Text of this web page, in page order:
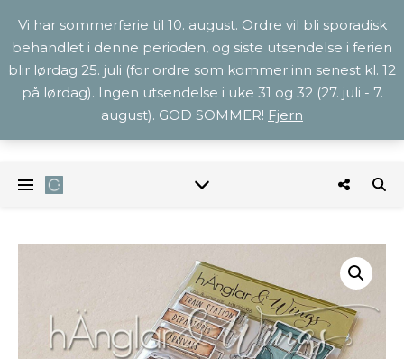
Vi har sommerferie til 10. august. Ordre vil bli sporadisk
behandlet i denne perioden, og siste utsendelse i ferien
blir lørdag 25. juli (for ordre som kommer inn senest kl. 12
på lørdag). Ingen utsendelse i uke 31 og 32 (27. juli - 7.
august). GOD SOMMER! Fjern